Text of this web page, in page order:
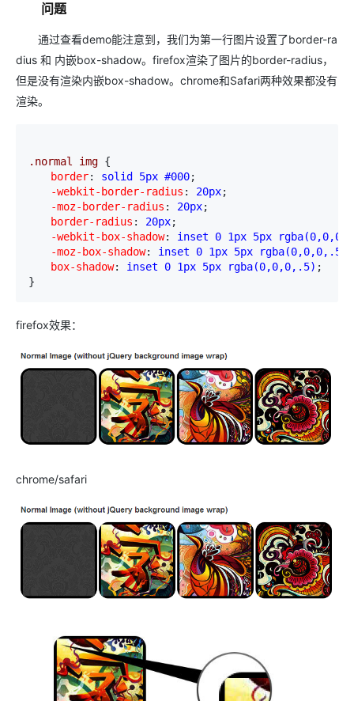
问题
通过查看demo能注意到，我们为第一行图片设置了border-ra
dius 和 内嵌box-shadow。firefox渲染了图片的border-radius，
但是没有渲染内嵌box-shadow。chrome和Safari两种效果都没有
渲染。
.normal img {
border: solid 5px #000;
-webkit-border-radius : 20px;
-moz-border-radius : 20px;
border-radius : 20px;
-webkit-box-shadow:
inset 0 1px 5px
-moz-box-shadow: inset 0 1px 5px rgba(0,0,0,.5)
box-shadow: inset 0 1px 5px rgba(0,0,0,.5) ;
}
firefox效果：
chrome/safari